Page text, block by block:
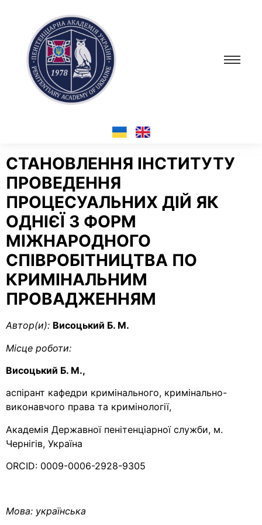
СТАНОВЛЕННЯ ІНСТИТУТУ
ПРОВЕДЕННЯ
ПРОЦЕСУАЛЬНИХ ДІЙ ЯК
ОДНІЄЇ З ФОРМ
МІЖНАРОДНОГО
СПІВРОБІТНИЦТВА ПО
КРИМІНАЛЬНИМ
ПРОВАДЖЕННЯМ
Автор(и): Висоцький Б. М.
Місце роботи:
Висоцький Б. М.,
аспірант кафедри кримінального, кримінально-
виконавчого права та кримінології,
Академія Державної пенітенціарної служби, м.
Чернігів, Україна
ORCID: 0009-0006-2928-9305
Мова: українська